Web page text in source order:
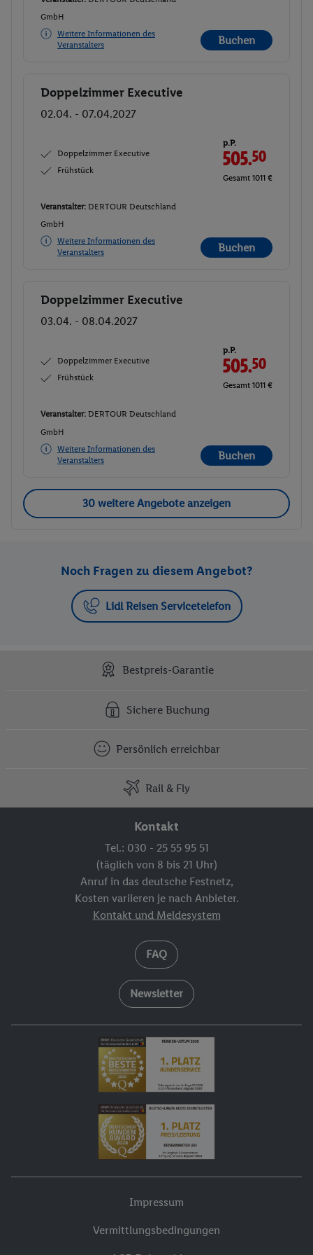
GmbH
Weitere Informationen des
Veranstalters
Buchen
Buchen
Doppelzimmer Executive
02.04. - 07.04.2027
Doppelzimmer Executive
Frühstück
p.P.
505.50
Gesamt 1011 €
Veranstalter: DERTOUR Deutschland
GmbH
Weitere Informationen des
Veranstalters
Buchen
Buchen
Doppelzimmer Executive
03.04. - 08.04.2027
Doppelzimmer Executive
Frühstück
p.P.
505.50
Gesamt 1011 €
Veranstalter: DERTOUR Deutschland
GmbH
Weitere Informationen des
Veranstalters
Buchen
30 weitere Angebote anzeigen
Noch Fragen zu diesem Angebot?
Lidl Reisen Servicetelefon
Bestpreis-Garantie
Sichere Buchung
Persönlich erreichbar
Rail & Fly
Kontakt
Tel.: 030 - 25 55 95 51
(täglich von 8 bis 21 Uhr)
Anruf in das deutsche Festnetz,
Kosten variieren je nach Anbieter.
Kontakt und Meldesystem
FAQ
Newsletter
Impressum
Vermittlungsbedingungen